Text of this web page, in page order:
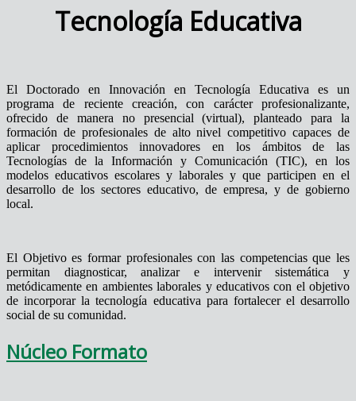
Tecnología Educativa
El Doctorado en Innovación en Tecnología Educativa es un
programa de reciente creación, con carácter profesionalizante,
ofrecido de manera no presencial (virtual), planteado para la
formación de profesionales de alto nivel competitivo capaces de
aplicar procedimientos innovadores en los ámbitos de las
Tecnologías de la Información y Comunicación (TIC), en los
modelos educativos escolares y laborales y que participen en el
desarrollo de los sectores educativo, de empresa, y de gobierno
local.
El Objetivo es formar profesionales con las competencias que les
permitan diagnosticar, analizar e intervenir sistemática y
metódicamente en ambientes laborales y educativos con el objetivo
de incorporar la tecnología educativa para fortalecer el desarrollo
social de su comunidad.
Núcleo Formato